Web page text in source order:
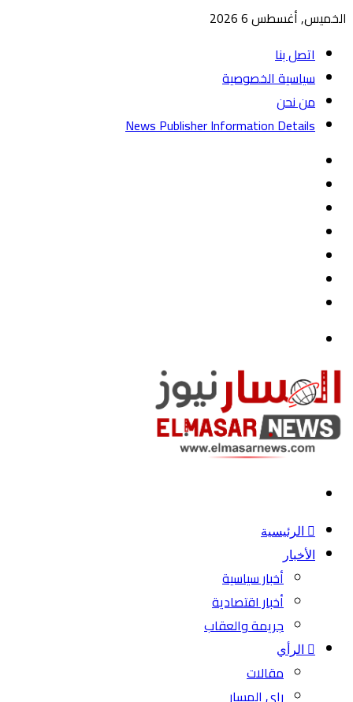
الخميس, أغسطس 6 2026
اتصل بنا
سياسية الخصوصية
من نحن
News Publisher Information Details
الرئيسية
الأخبار
أخبار سياسية
أخبار اقتصادية
جريمة والعقاب
الرأي
مقالات
راي المسار